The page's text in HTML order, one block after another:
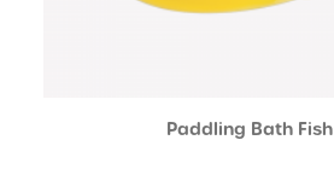
Paddling Bath Fish